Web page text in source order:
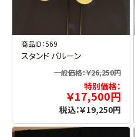
商品ID：569
スタンド バルーン
一般価格：￥26,250円
特別価格：
￥17,500円
税込：￥19,250円